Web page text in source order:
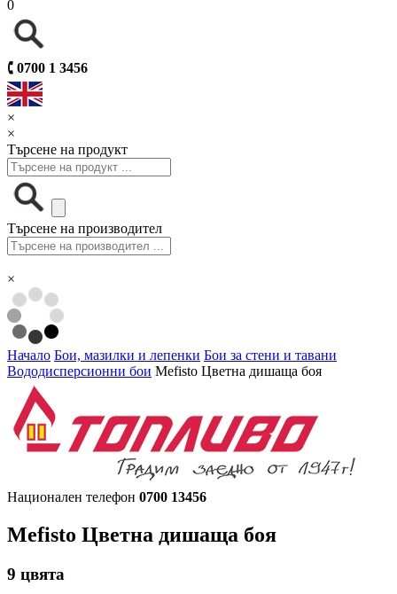
0
🕻 0700 1 3456
×
×
Търсене на продукт
Търсене на производител
×
Начало Бои, мазилки и лепенки Бои за стени и тавани
Вододисперсионни бои Mefisto Цветна дишаща боя
Национален телефон 0700 13456
Mefisto Цветна дишаща боя
9 цвята